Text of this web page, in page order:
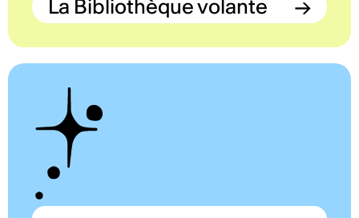
La Bibliothèque volante
→